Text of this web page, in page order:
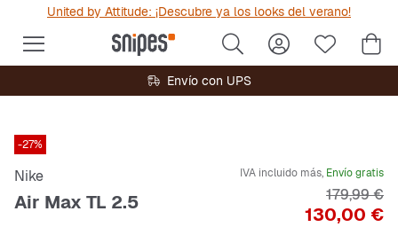
United by Attitude: ¡Descubre ya los looks del verano!
Envío con UPS
-27%
Nike
Air Max TL 2.5
IVA incluido más, Envío gratis
Precio
130,00 €
Precio
179,99 €